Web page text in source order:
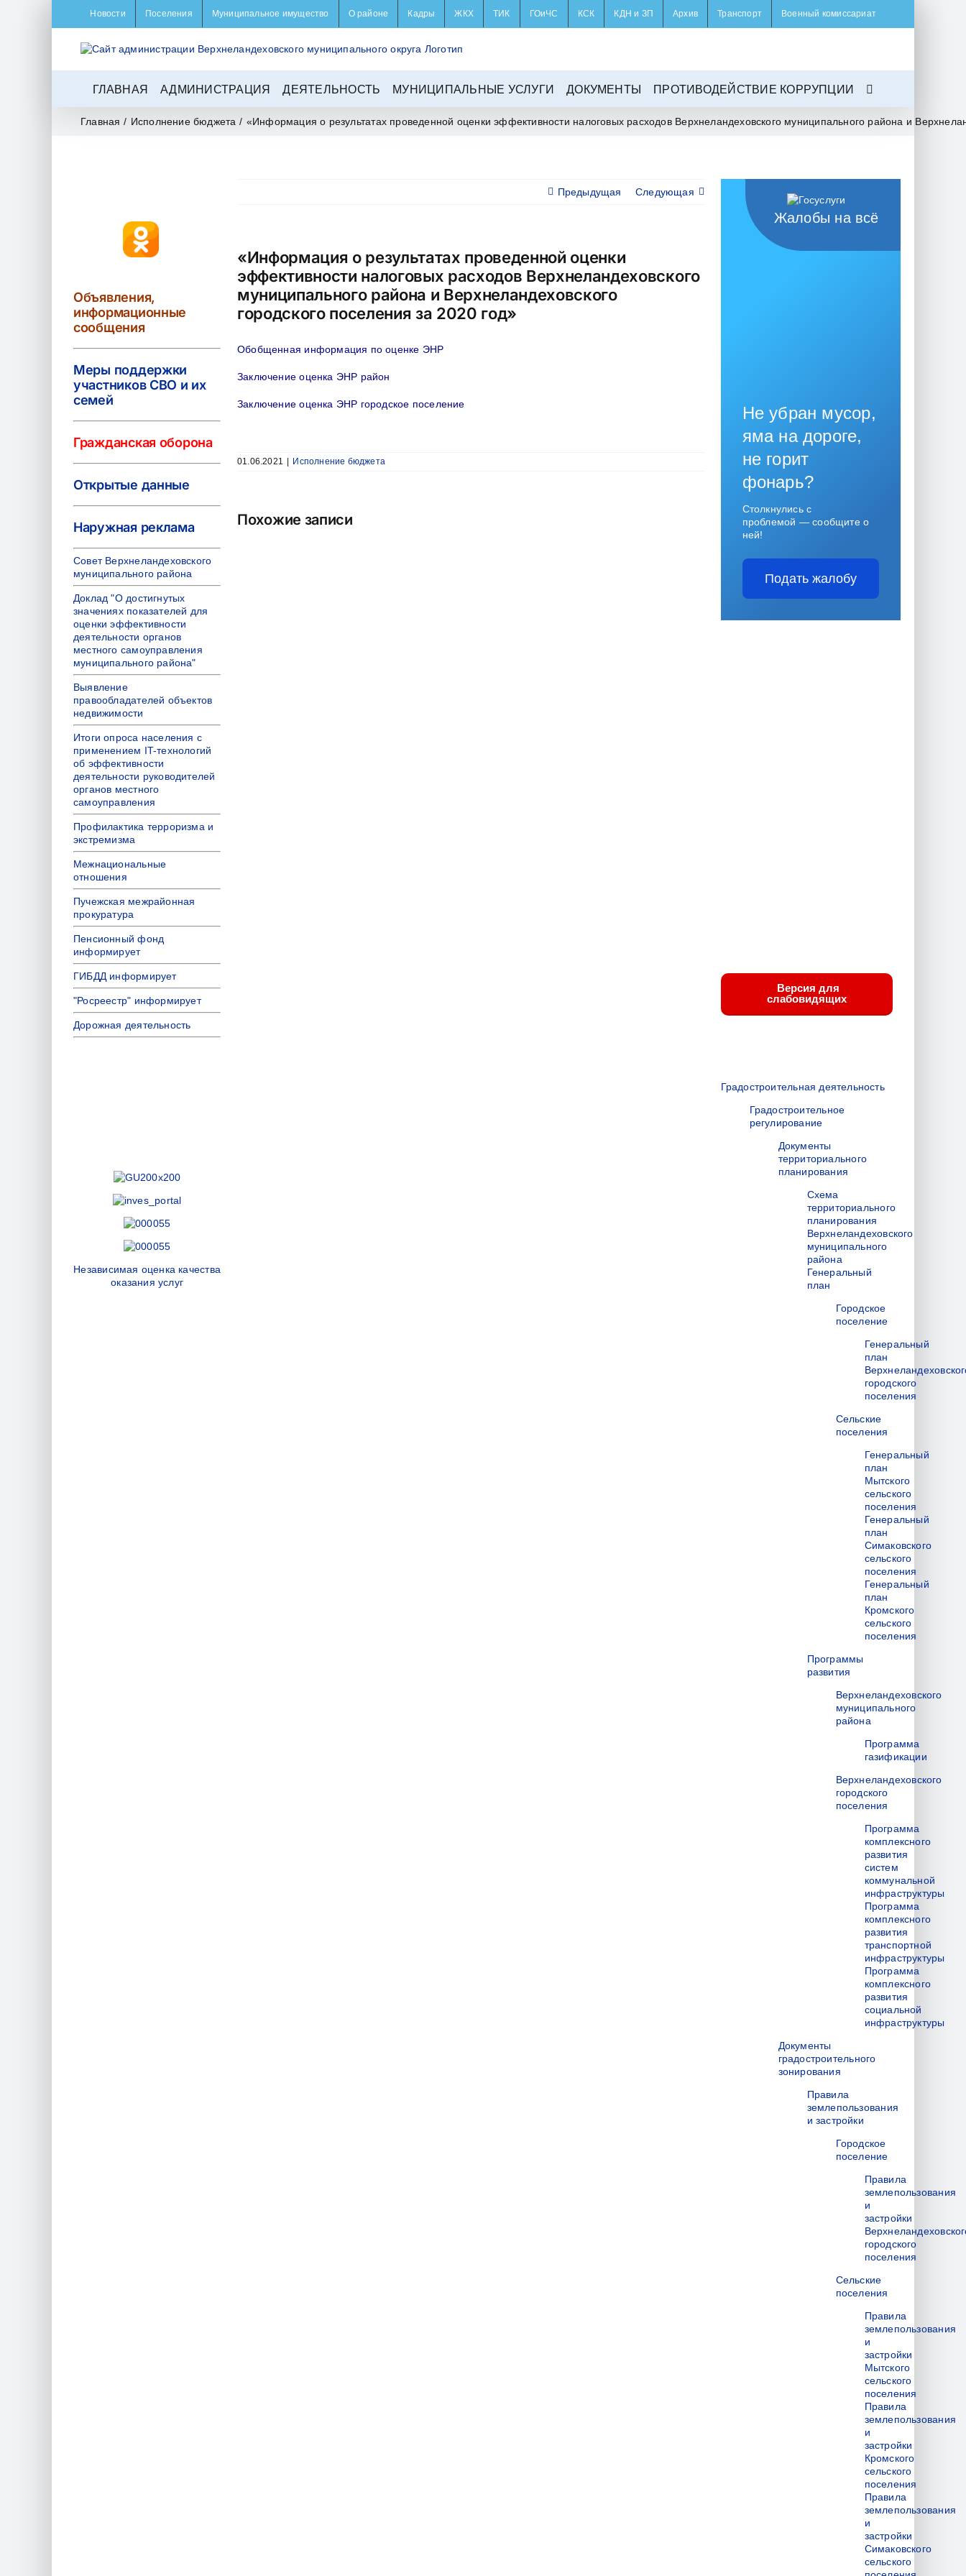
Новости Поселения Муниципальное имущество О районе Кадры ЖКХ ТИК ГОиЧС КСК КДН и ЗП Архив Транспорт Военный комиссариат
ГЛАВНАЯ АДМИНИСТРАЦИЯ ДЕЯТЕЛЬНОСТЬ МУНИЦИПАЛЬНЫЕ УСЛУГИ ДОКУМЕНТЫ ПРОТИВОДЕЙСТВИЕ КОРРУПЦИИ
Главная / Исполнение бюджета / «Информация о результатах проведенной оценки эффективности налоговых расходов Верхнеландеховского муниципального района и
Предыдущая Следующая
«Информация о результатах проведенной оценки
эффективности налоговых расходов Верхнеландеховского
муниципального района и Верхнеландеховского
городского поселения за 2020 год»
Обобщенная информация по оценке ЭНР
Заключение оценка ЭНР район
Заключение оценка ЭНР городское поселение
01.06.2021 Исполнение бюджета
Похожие записи
Объявления,
информационные
сообщения
Меры поддержки
участников СВО и их
семей
Гражданская оборона
Открытые данные
Наружная реклама
Совет Верхнеландеховского
муниципального района
Доклад "О достигнутых
значениях показателей для
оценки эффективности
деятельности органов
местного самоуправления
муниципального района"
Выявление
правообладателей объектов
недвижимости
Итоги опроса населения с
применением IT-технологий
об эффективности
деятельности руководителей
органов местного
самоуправления
Профилактика терроризма и
экстремизма
Межнациональные
отношения
Пучежская межрайонная
прокуратура
Пенсионный фонд
информирует
ГИБДД информирует
"Росреестр" информирует
Дорожная деятельность
Независимая оценка качества
оказания услуг
Жалобы на всё
Не убран мусор,
яма на дороге,
не горит
фонарь?
Столкнулись с
проблемой — сообщите о
ней!
Подать жалобу
Версия для
слабовидящих
Градостроительная деятельность
Градостроительное
регулирование
Документы
территориального
планирования
Схема
территориального
планирования
Верхнеландеховского
муниципального
района
Генеральный
план
Городское
поселение
Генеральный
план
городского
поселения
Сельские
поселения
Генеральный
план
Мытского
сельского
поселения
Генеральный
план
Симаковского
сельского
поселения
Генеральный
план
Кромского
сельского
поселения
Программы
развития
Верхнеландеховского
муниципального
района
Программа
газификации
Верхнеландеховского
городского
поселения
Программа
комплексного
развития
систем
коммунальной
инфраструктуры
Программа
комплексного
развития
транспортной
инфраструктуры
Программа
комплексного
развития
социальной
инфраструктуры
Документы
градостроительного
зонирования
Правила
землепользования
и застройки
Городское
поселение
Правила
землепользования
и
застройки
городского
поселения
Сельские
поселения
Правила
землепользования
и
застройки
Мытского
сельского
поселения
Правила
землепользования
и
застройки
Кромского
сельского
поселения
Правила
землепользования
и
застройки
Симаковского
сельского